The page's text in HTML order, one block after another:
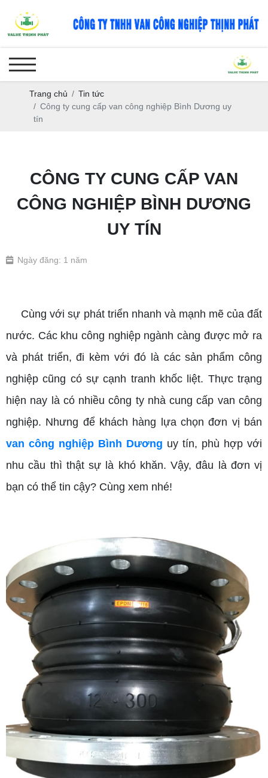
Trang chủ
Tin tức
Công ty cung cấp van công nghiệp Bình Dương uy
tín
CÔNG TY CUNG CẤP VAN
CÔNG NGHIỆP BÌNH DƯƠNG
UY TÍN
Ngày đăng: 1 năm
Cùng với sự phát triển nhanh và mạnh mẽ của đất
nước. Các khu công nghiệp ngành càng được mở ra
và phát triển, đi kèm với đó là các sản phẩm công
nghiệp cũng có sự cạnh tranh khốc liệt. Thực trạng
hiện nay là có nhiều công ty nhà cung cấp van công
nghiệp. Nhưng để khách hàng lựa chọn đơn vị bán
van công nghiệp Bình Dương uy tín, phù hợp với
nhu cầu thì thật sự là khó khăn. Vậy, đâu là đơn vị
bạn có thể tin cậy? Cùng xem nhé!